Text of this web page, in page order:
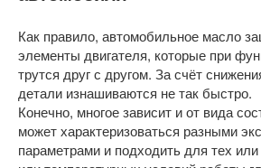
Как правило, автомобильное масло
элементы двигателя, которые при
трутся друг с другом. За счёт
детали изнашиваются не так быстро.
Конечно, многое зависит и от вида
может характеризоваться разными
параметрами и подходить для тех